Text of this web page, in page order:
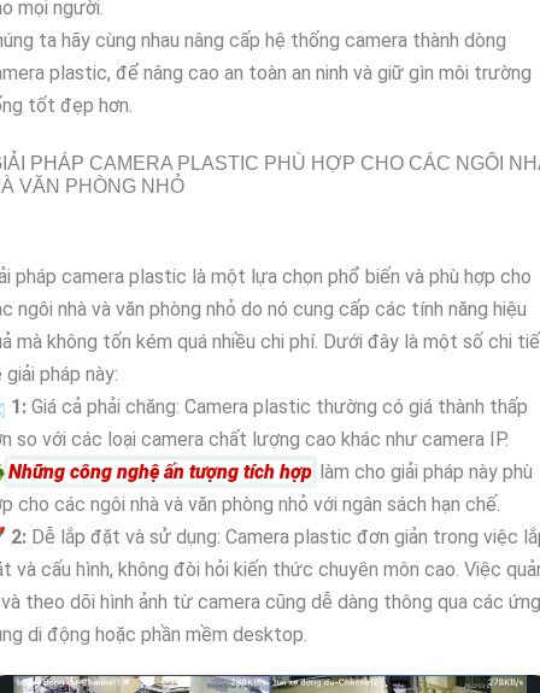
mọi người.
ta hãy cùng nhau nâng cấp hệ thống camera thành dòng
plastic, để nâng cao an toàn an ninh và giữ gìn môi trường
tốt đẹp hơn.
PHÁP CAMERA PLASTIC PHÙ HỢP CHO CÁC NGÔI
VĂN PHÒNG NHỎ
pháp camera plastic là một lựa chọn phổ biến và phù hợp cho
ngôi nhà và văn phòng nhỏ do nó cung cấp các tính năng hiệu
mà không tốn kém quá nhiều chi phí. Dưới đây là một số chi
giải pháp này:
1: Giá cả phải chăng: Camera plastic thường có giá thành thấp
so với các loại camera chất lượng cao khác như camera IP.
Những công nghệ ấn tượng tích hợp làm cho giải pháp này phù
cho các ngôi nhà và văn phòng nhỏ với ngân sách hạn chế.
2: Dễ lắp đặt và sử dụng: Camera plastic đơn giản trong việc
và cấu hình, không đòi hỏi kiến thức chuyên môn cao. Việc
theo dõi hình ảnh từ camera cũng dễ dàng thông qua các ứng
di động hoặc phần mềm desktop.